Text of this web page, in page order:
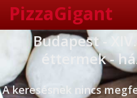
PizzaGigant
Budapest -
éttermek -
A keresésnek nincs